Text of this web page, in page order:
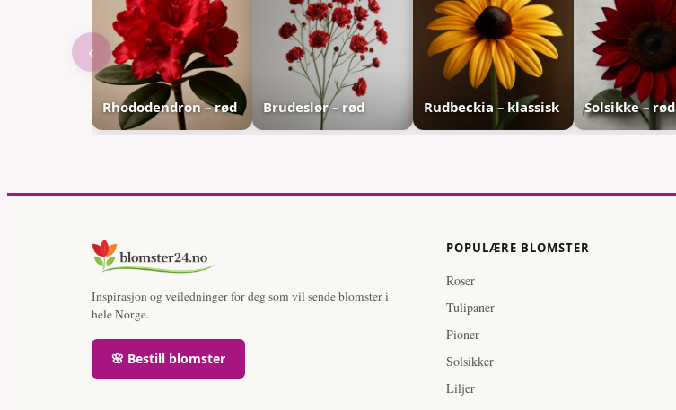
Rhododendron – rød Brudeslør – rød Rudbeckia – klassisk Solsikke – rød
‹
Inspirasjon og veiledninger for deg som vil sende blomster i
hele Norge.
🌸 Bestill blomster
POPULÆRE BLOMSTER
Roser
Tulipaner
Pioner
Solsikker
Liljer